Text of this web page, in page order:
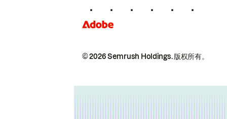
© 2026 Semrush Holdings.版权所有。